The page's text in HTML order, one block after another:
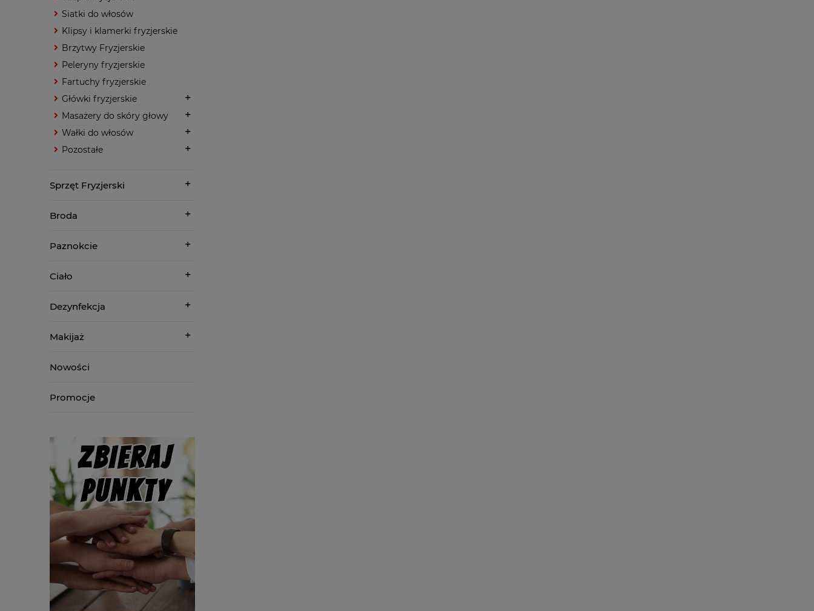
Siatki do włosów
Klipsy i klamerki fryzjerskie
Brzytwy Fryzjerskie
Peleryny fryzjerskie
Fartuchy fryzjerskie
Główki fryzjerskie
Masażery do skóry głowy
Wałki do włosów
Pozostałe
Sprzęt Fryzjerski
Broda
Paznokcie
Ciało
Dezynfekcja
Makijaż
Nowości
Promocje